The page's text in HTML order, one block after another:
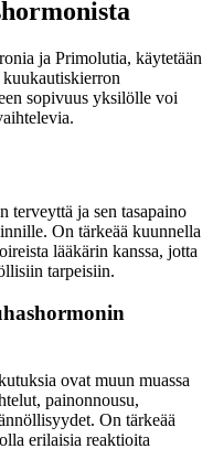
ja Primolutia, käytetään
sopivuus yksilölle voi
terveyttä ja sen tasapaino
On tärkeää kuunnella
lääkärin kanssa, jotta
tarpeisiin.
ovat muun muassa
painonnousu,
On tärkeää
erilaisia reaktioita